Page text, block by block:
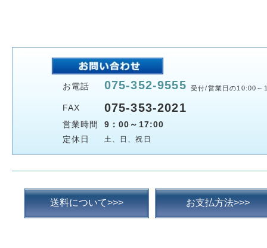
お電話 075-352-9555 受付/営業日の10:00～
FAX 075-353-2021
営業時間
9：00～17:00
定休日
土、日、祝日
送料について>>> お支払方法>>>